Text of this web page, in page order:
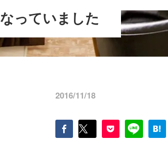
なっていました
2016/11/18